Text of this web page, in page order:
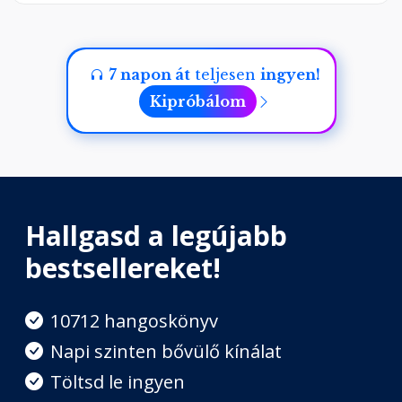
7 napon átteljesen ingyen!
Kipróbálom
Hallgasd a legújabb
bestsellereket!
10712 hangoskönyv
Napi szinten bővülő kínálat
Töltsd le ingyen